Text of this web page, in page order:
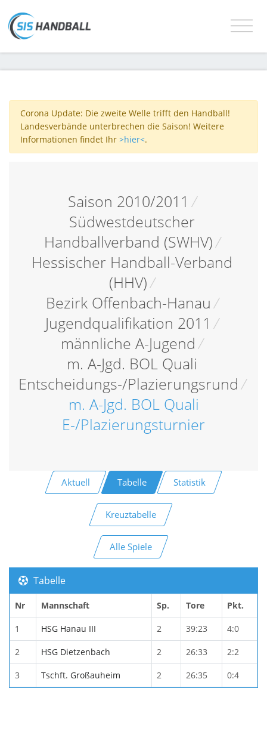
Corona Update: Die zweite Welle trifft den Handball!
Landesverbände unterbrechen die Saison! Weitere
Informationen findet Ihr >hier<.
Saison 2010/2011 /
Südwestdeutscher
Handballverband (SWHV)/
Hessischer Handball-Verband
(HHV)/
Bezirk Offenbach-Hanau/
Jugendqualifikation 2011 /
männliche A-Jugend /
m. A-Jgd. BOL Quali
Entscheidungs-/Plazierungsrund/
m. A-Jgd. BOL Quali
E-/Plazierungsturnier
Aktuell Tabelle Statistik
Kreuztabelle
Alle Spiele
Tabelle
Nr Mannschaft Sp. Tore Pkt.
1 HSG Hanau III 2 39:23 4:0
2 HSG Dietzenbach 2 26:33 2:2
3 Tschft. Großauheim 2 26:35 0:4